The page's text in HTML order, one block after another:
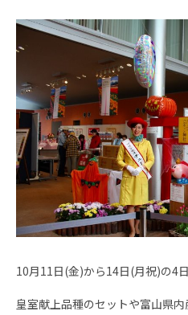
10月11日(金)から14日(月祝)の4
皇室献上品種のセットや富山県